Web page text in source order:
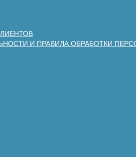
И ПРАВИЛА ОБРАБОТКИ